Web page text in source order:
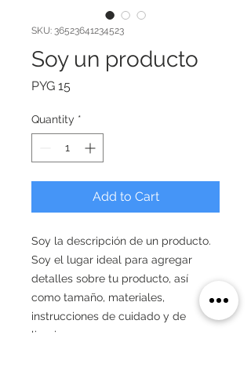
SKU: 36523641234523
Soy un producto
PYG 15
Quantity *
Add to Cart
Soy la descripción de un producto.
Soy el lugar ideal para agregar
detalles sobre tu producto, así
como tamaño, materiales,
instrucciones de cuidado y de
limpieza.